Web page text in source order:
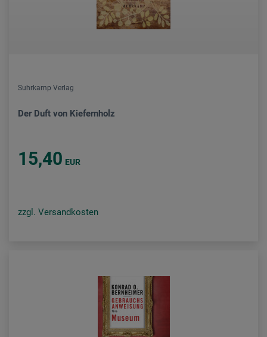
Suhrkamp Verlag
Der Duft von Kiefernholz
15,40 EUR
zzgl. Versandkosten